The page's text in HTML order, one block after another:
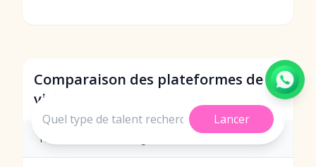
Comparaison des plateformes de
vivier de talents d'entreprise
Numéro
Lancer